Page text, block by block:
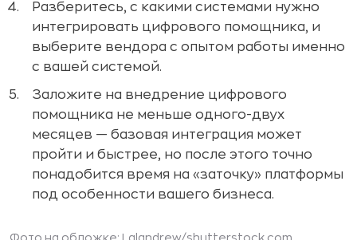
Разберитесь, с какими системами нужно
интегрировать цифрового помощника, и
выберите вендора с опытом работы именно
с вашей системой.
Заложите на внедрение цифрового
помощника не меньше одного-двух
месяцев — базовая интеграция может
пройти и быстрее, но после этого точно
понадобится время на «заточку» платформы
под особенности вашего бизнеса.
Фото на обложке: Lalandrew/shutterstock.com